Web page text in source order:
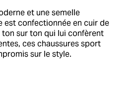
et une semelle
est confectionnée en cuir de
sur ton qui lui confèrent
ces chaussures sport
sur le style.